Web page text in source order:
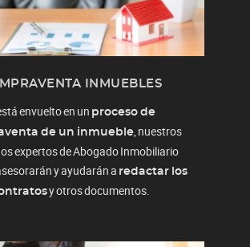
INMUEBLES
envuelto en un proceso de
de un inmueble, nuestros
expertos de Abogado Inmobiliario
y ayudarán a redactar los
y otros documentos.